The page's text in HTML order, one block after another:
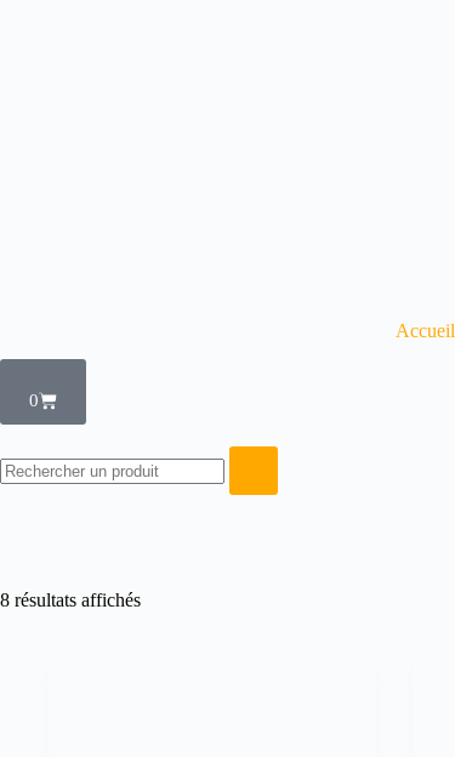
Accueil
0
8 résultats affichés